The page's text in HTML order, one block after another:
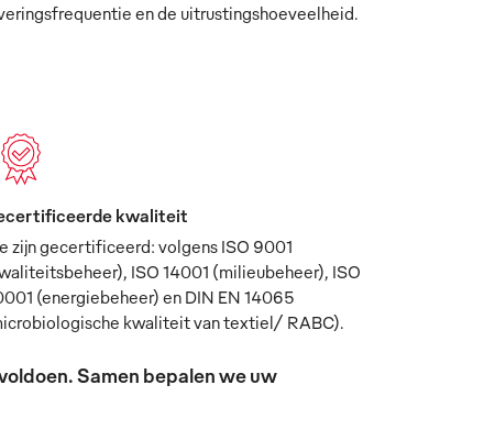
en de uitrustingshoeveelheid.
kwaliteit
zijn gecertificeerd: volgens ISO 9001
ISO 14001 (milieubeheer), ISO
(energiebeheer) en DIN EN 14065
kwaliteit van textiel/ RABC).
Samen bepalen we uw